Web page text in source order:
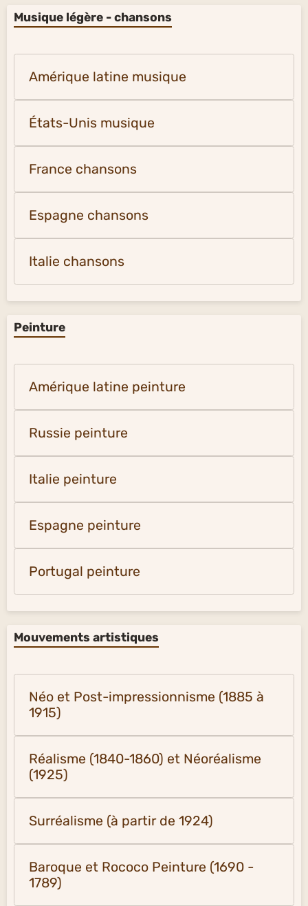
Musique légère - chansons
Amérique latine musique
États-Unis musique
France chansons
Espagne chansons
Italie chansons
Peinture
Amérique latine peinture
Russie peinture
Italie peinture
Espagne peinture
Portugal peinture
Mouvements artistiques
Néo et Post-impressionnisme (1885 à
1915)
Réalisme (1840-1860) et Néoréalisme
(1925)
Surréalisme (à partir de 1924)
Baroque et Rococo Peinture (1690 -
1789)